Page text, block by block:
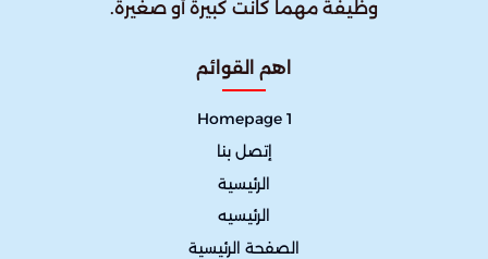
وظيفة مهما كانت كبيرة أو صغيرة.
اهم القوائم
Homepage 1
إتصل بنا
الرئيسية
الرئيسيه
الصفحة الرئيسية